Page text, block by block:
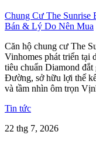
Chung Cư The Sunrise
Bán & Lý Do Nên Mua
Căn hộ chung cư The
Vinhomes phát triển tại
tiêu chuẩn Diamond
Đường, sở hữu lợi thế
và tầm nhìn ôm trọn
Tin tức
22 thg 7, 2026